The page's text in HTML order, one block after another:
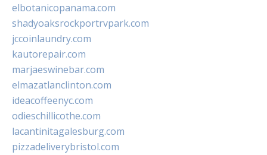
elbotanicopanama.com
shadyoaksrockportrvpark.com
jccoinlaundry.com
kautorepair.com
marjaeswinebar.com
elmazatlanclinton.com
ideacoffeenyc.com
odieschillicothe.com
lacantinitagalesburg.com
pizzadeliverybristol.com